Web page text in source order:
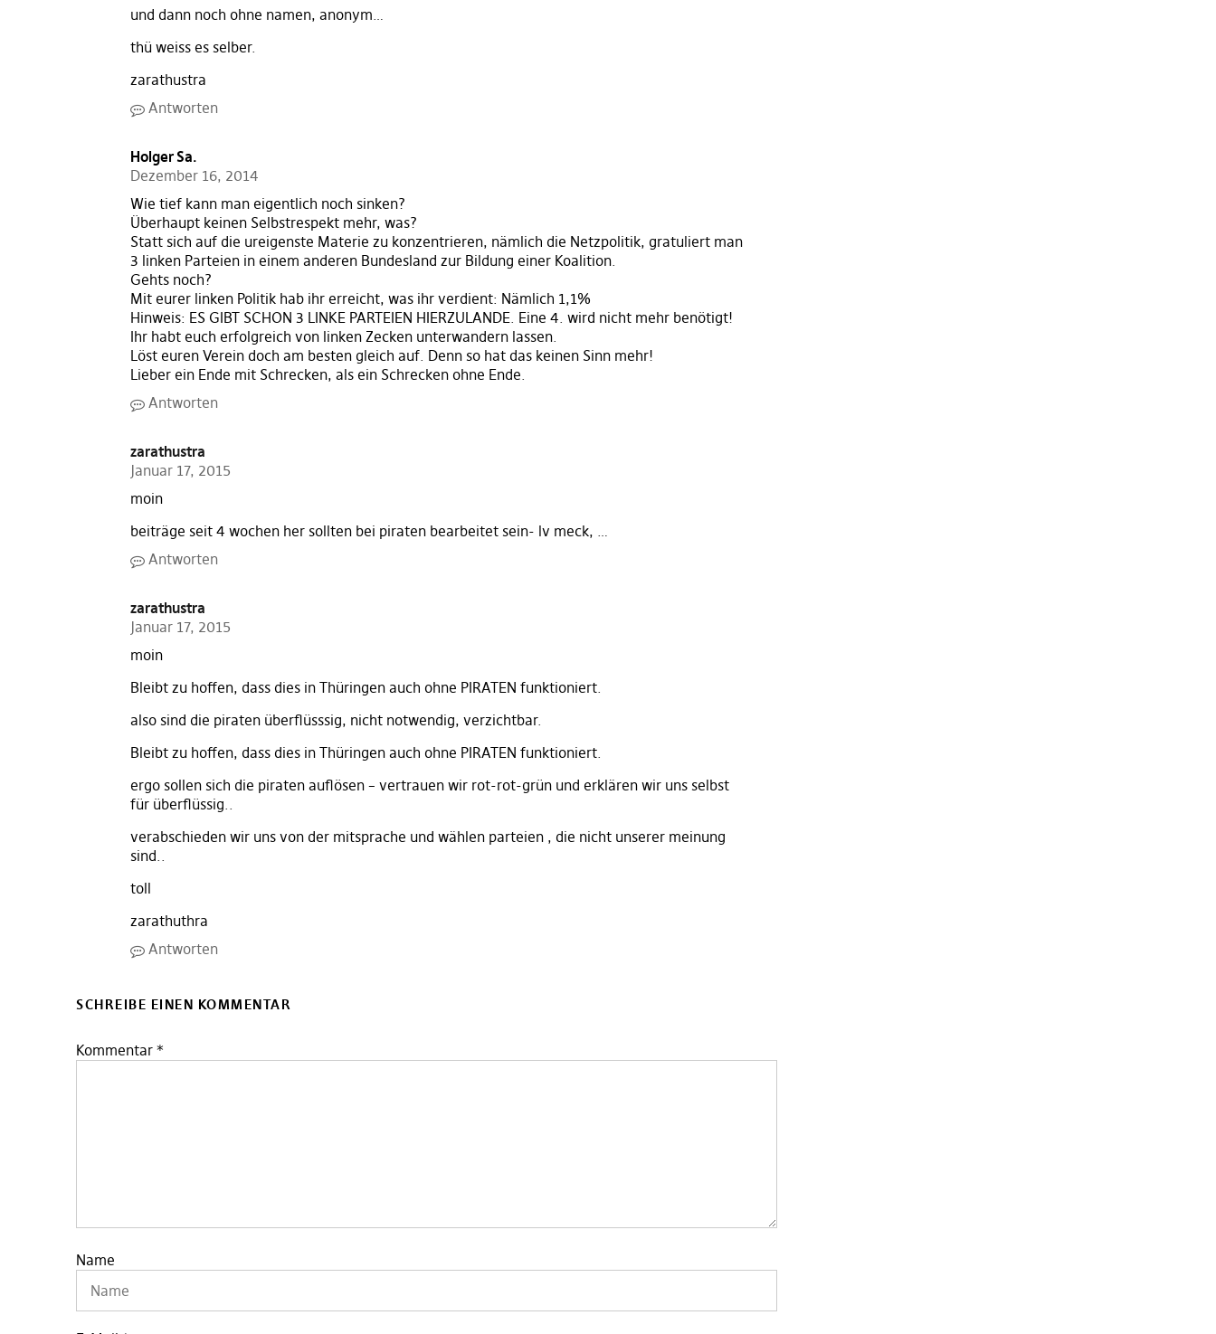
und dann noch ohne namen, anonym…
thü weiss es selber.
zarathustra
Antworten
Holger Sa.
Dezember 16, 2014
Wie tief kann man eigentlich noch sinken?
Überhaupt keinen Selbstrespekt mehr, was?
Statt sich auf die ureigenste Materie zu konzentrieren, nämlich die Netzpolitik, gratuliert man
3 linken Parteien in einem anderen Bundesland zur Bildung einer Koalition.
Gehts noch?
Mit eurer linken Politik hab ihr erreicht, was ihr verdient: Nämlich 1,1%
Hinweis: ES GIBT SCHON 3 LINKE PARTEIEN HIERZULANDE. Eine 4. wird nicht mehr benötigt!
Ihr habt euch erfolgreich von linken Zecken unterwandern lassen.
Löst euren Verein doch am besten gleich auf. Denn so hat das keinen Sinn mehr!
Lieber ein Ende mit Schrecken, als ein Schrecken ohne Ende.
Antworten
zarathustra
Januar 17, 2015
moin
beiträge seit 4 wochen her sollten bei piraten bearbeitet sein- lv meck, …
Antworten
zarathustra
Januar 17, 2015
moin
Bleibt zu hoffen, dass dies in Thüringen auch ohne PIRATEN funktioniert.
also sind die piraten überflüsssig, nicht notwendig, verzichtbar.
Bleibt zu hoffen, dass dies in Thüringen auch ohne PIRATEN funktioniert.
ergo sollen sich die piraten auflösen – vertrauen wir rot-rot-grün und erklären wir uns selbst
für überflüssig..
verabschieden wir uns von der mitsprache und wählen parteien , die nicht unserer meinung
sind..
toll
zarathuthra
Antworten
SCHREIBE EINEN KOMMENTAR
Kommentar *
Name